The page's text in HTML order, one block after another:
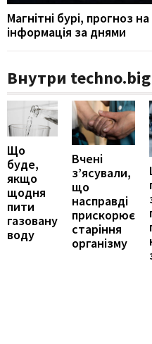
Магнітні бурі, прогноз
інформація за днями
Внутри
Що
буде,
якщо
щодня
пити
газовану
воду
Вчені
з’ясували,
що
насправді
прискорює
старіння
організму